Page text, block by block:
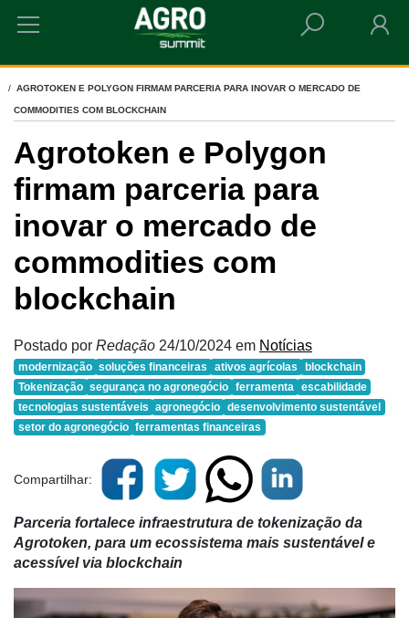
HOME
AGROTOKEN E POLYGON FIRMAM PARCERIA PARA INOVAR O MERCADO DE
COMMODITIES COM BLOCKCHAIN
Agrotoken e Polygon
firmam parceria para
inovar o mercado de
commodities com
blockchain
Postado por Redação 24/10/2024 em Notícias
modernização soluções financeiras ativos agrícolas
blockchain
Tokenização segurança no agronegócio ferramenta escabilidade
tecnologias sustentáveis agronegócio desenvolvimento sustentável
setor do agronegócio ferramentas financeiras
Compartilhar:
Parceria fortalece infraestrutura de tokenização da
Agrotoken, para um ecossistema mais sustentável e
acessível via blockchain